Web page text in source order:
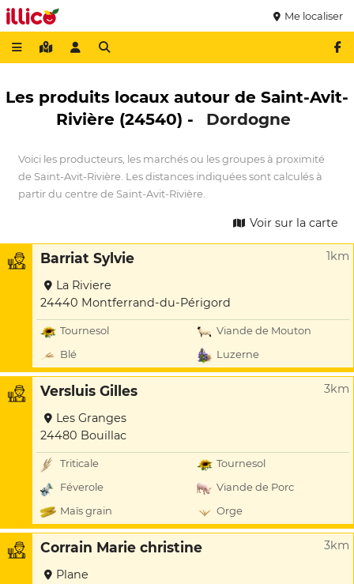
Me localiser
Les produits locaux autour de Saint-Avit-
Rivière (24540) -
Dordogne
Voici les producteurs, les marchés ou les groupes à proximité
de Saint-Avit-Rivière. Les distances indiquées sont calculés à
partir du centre de Saint-Avit-Rivière.
Voir sur la carte
Barriat Sylvie 1km
La Riviere
24440 Montferrand-du-Périgord
Tournesol
Viande de Mouton
Blé
Luzerne
Versluis Gilles 3km
Les Granges
24480 Bouillac
Triticale
Tournesol
Féverole
Viande de Porc
Maïs grain
Orge
Corrain Marie christine 3km
Plane